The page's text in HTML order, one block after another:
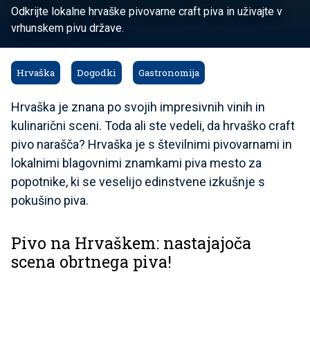
Odkrijte lokalne hrvaške pivovarne craft piva in uživajte v
vrhunskem pivu države.
Hrvaška Dogodki Gastronomija
Hrvaška je znana po svojih impresivnih vinih in
kulinarični sceni. Toda ali ste vedeli, da hrvaško craft
pivo narašča? Hrvaška je s številnimi pivovarnami in
lokalnimi blagovnimi znamkami piva mesto za
popotnike, ki se veselijo edinstvene izkušnje s
pokušino piva.
Pivo na Hrvaškem: nastajajoča
scena obrtnega piva!